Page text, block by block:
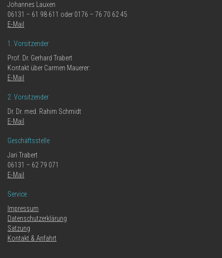
Johannes Lauxen
06131 – 61 98 611 oder 0176 – 76 70 62 45
E-Mail
1. Vorsitzender
Prof. Dr. Gerhard Trabert
Kontakt über Carmen Mauerer:
E-Mail
2. Vorsitzender
Dr. Dr. med. Rahim Schmidt
E-Mail
Geschäftsstelle
Jari Trabert
06131 – 62 79 071
E-Mail
Service
Impressum
Datenschutzerklärung
Satzung
Kontakt & Anfahrt